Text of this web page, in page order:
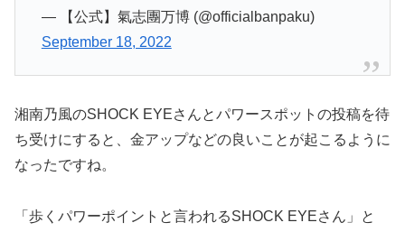
— 【公式】氣志團万博 (@officialbanpaku)
September 18, 2022
湘南乃風のSHOCK EYEさんとパワースポットの投稿を待
ち受けにすると、金アップなどの良いことが起こるように
なったですね。
「歩くパワーポイントと言われるSHOCK EYEさん」と